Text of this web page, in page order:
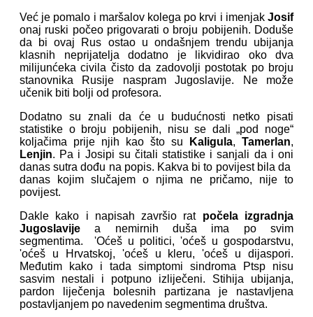
Već je pomalo i maršalov kolega po krvi i imenjak Josif
onaj ruski počeo prigovarati o broju pobijenih. Doduše
da bi ovaj Rus ostao u ondašnjem trendu ubijanja
klasnih neprijatelja dodatno je likvidirao oko dva
milijunćeka civila čisto da zadovolji postotak po broju
stanovnika Rusije naspram Jugoslavije. Ne može
učenik biti bolji od profesora.
Dodatno su znali da će u budućnosti netko pisati
statistike o broju pobijenih, nisu se dali „pod noge“
koljačima prije njih kao što su
Kaligula, Tamerlan,
Lenjin. Pa i Josipi su čitali statistike i sanjali da i oni
danas sutra dođu na popis. Kakva bi to povijest bila da
danas kojim slučajem o njima ne pričamo, nije to
povijest.
Dakle kako i napisah završio rat počela izgradnja
Jugoslavije a nemirnih duša ima po svim
segmentima. 'Oćeš u politici, 'oćeš u gospodarstvu,
'oćeš u Hrvatskoj, 'oćeš u kleru, 'oćeš u dijaspori.
Međutim kako i tada simptomi sindroma Ptsp nisu
sasvim nestali i potpuno izliječeni. Stihija ubijanja,
pardon liječenja bolesnih partizana je nastavljena
postavljanjem po navedenim segmentima društva.